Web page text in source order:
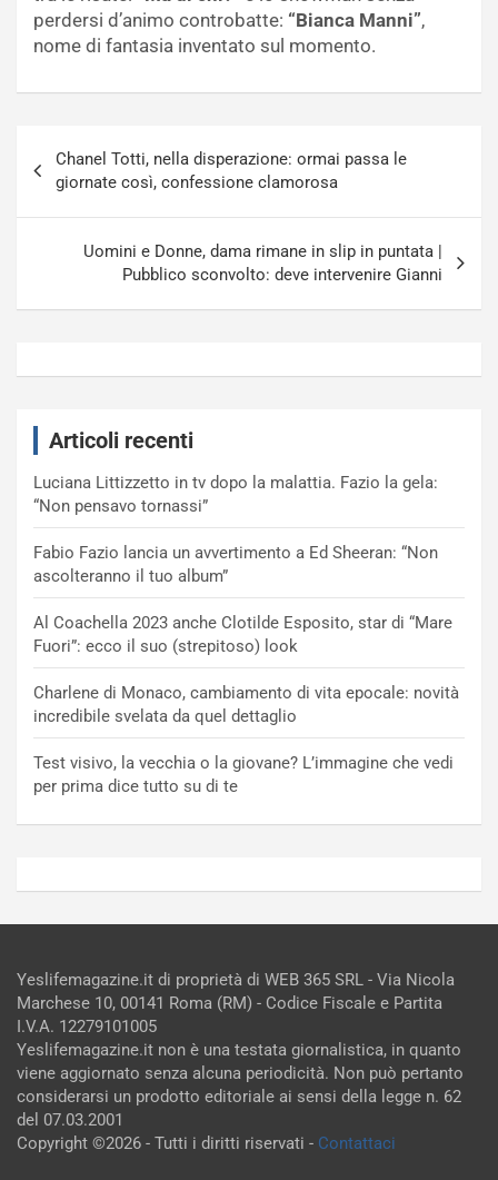
perdersi d’animo controbatte: “Bianca Manni”,
nome di fantasia inventato sul momento.
articoli
Chanel Totti, nella disperazione: ormai passa le
giornate così, confessione clamorosa
Uomini e Donne, dama rimane in slip in puntata |
Pubblico sconvolto: deve intervenire Gianni
Articoli recenti
Luciana Littizzetto in tv dopo la malattia. Fazio la gela:
“Non pensavo tornassi”
Fabio Fazio lancia un avvertimento a Ed Sheeran: “Non
ascolteranno il tuo album”
Al Coachella 2023 anche Clotilde Esposito, star di “Mare
Fuori”: ecco il suo (strepitoso) look
Charlene di Monaco, cambiamento di vita epocale: novità
incredibile svelata da quel dettaglio
Test visivo, la vecchia o la giovane? L’immagine che vedi
per prima dice tutto su di te
Yeslifemagazine.it di proprietà di WEB 365 SRL - Via Nicola
Marchese 10, 00141 Roma (RM) - Codice Fiscale e Partita
I.V.A. 12279101005
Yeslifemagazine.it non è una testata giornalistica, in quanto
viene aggiornato senza alcuna periodicità. Non può pertanto
considerarsi un prodotto editoriale ai sensi della legge n. 62
del 07.03.2001
Copyright ©2026 - Tutti i diritti riservati - Contattaci